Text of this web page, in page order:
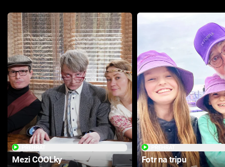
Mezi COOLky Fotr na tripu